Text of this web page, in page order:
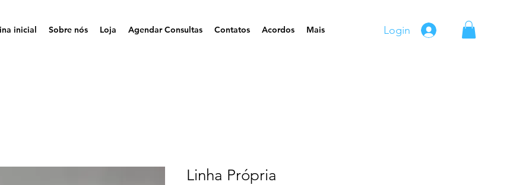
inicial Sobre nós Loja Agendar Consultas Contatos Acordos Mais Login
Linha Própria